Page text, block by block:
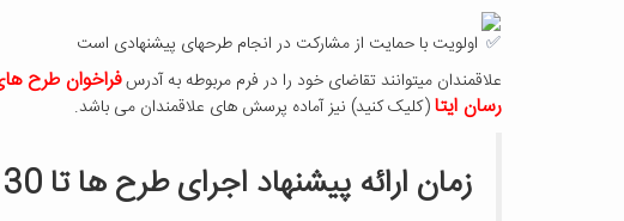
اولویت با حمایت از مشارکت در انجام طرحهای پیشنهادی است
علاقمندان میتوانند تقاضای خود را در فرم مربوطه به آدرسفراخوان طرح
رسان ایتا(کلیک کنید) نیز آماده پرسش های علاقمندان می باشد.
زمان ارائه پیشنهاد اجرای طرح ها تا 30 آبان 1402